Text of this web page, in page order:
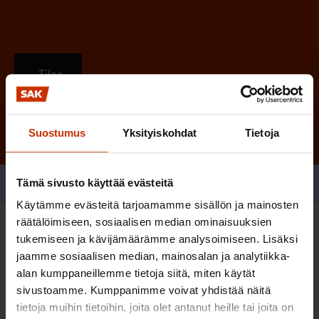
Suostumus Yksityiskohdat Tietoja
Tämä sivusto käyttää evästeitä
Käytämme evästeitä tarjoamamme sisällön ja mainosten
räätälöimiseen, sosiaalisen median ominaisuuksien
tukemiseen ja kävijämäärämme analysoimiseen. Lisäksi
jaamme sosiaalisen median, mainosalan ja analytiikka-
alan kumppaneillemme tietoja siitä, miten käytät
sivustoamme. Kumppanimme voivat yhdistää näitä
tietoja muihin tietoihin, joita olet antanut heille tai joita on
Tilaa
Jaa
Sinua saattaa myös kiinnostaa
TERVE JA HYVÄ TYÖELÄMÄ